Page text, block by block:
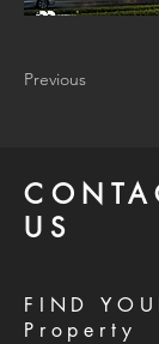
Previous
US
FIND
Property